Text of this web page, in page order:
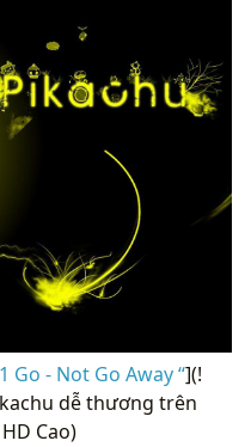
Go - Not Go Away “](!
dễ thương trên
Cao)